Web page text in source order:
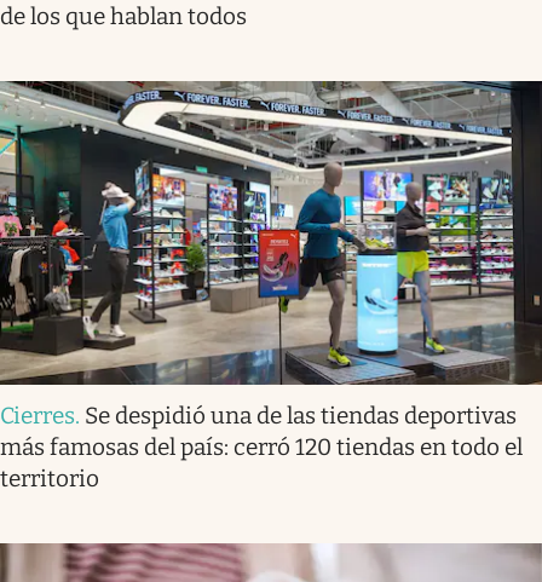
de los que hablan todos
Cierres. Se despidió una de las tiendas deportivas
más famosas del país: cerró 120 tiendas en todo el
territorio